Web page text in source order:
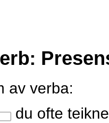
av verba:
du ofte